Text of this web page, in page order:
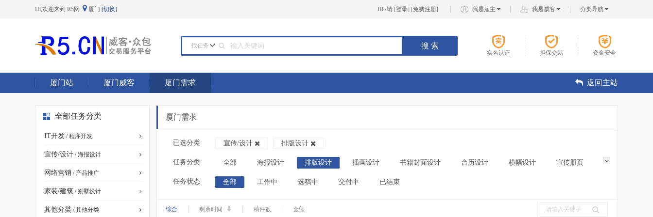
Hi,欢迎来到 R5网 厦门 [切换] Hi~请 [登录] [免费注册] 我是雇主 我是威客 分类导航
找任务 搜 索
实名认证 担保交易 资金安全
厦门站 厦门威客 厦门需求 返回主站
全部任务分类
IT开发 / 程序开发
宣传/设计 / 海报设计
网络营销 / 产品推广
家装/建筑 / 别墅设计
其他分类 / 其他分类
厦门需求
已选分类 宣传/设计 排版设计
任务分类 全部 海报设计 排版设计 插画设计 书籍封面设计 台历设计 横幅设计 宣传册页
任务状态 全部 工作中 选稿中 交付中 已结束
综合 剩余时间 稿件数 金额